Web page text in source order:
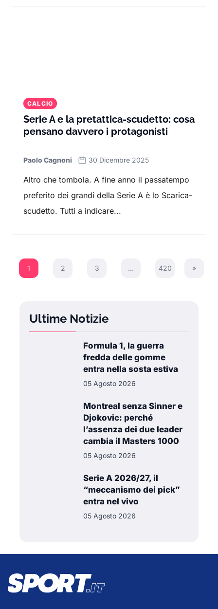
CALCIO
Serie A e la pretattica-scudetto: cosa
pensano davvero i protagonisti
Paolo Cagnoni 30 Dicembre 2025
Altro che tombola. A fine anno il passatempo
preferito dei grandi della Serie A è lo Scarica-
scudetto. Tutti a indicare...
1 2 3 … 420 Next
»
Ultime Notizie
Formula 1, la guerra
fredda delle gomme
entra nella sosta estiva
05 Agosto 2026
Montreal senza Sinner e
Djokovic: perché
l’assenza dei due leader
cambia il Masters 1000
05 Agosto 2026
Serie A 2026/27, il
“meccanismo dei pick”
entra nel vivo
05 Agosto 2026